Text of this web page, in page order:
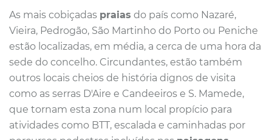
As mais cobiçadas praias do país como Nazaré,
Vieira, Pedrogão, São Martinho do Porto ou Peniche
estão localizadas, em média, a cerca de uma hora da
sede do concelho. Circundantes, estão também
outros locais cheios de história dignos de visita
como as serras D'Aire e Candeeiros e S. Mamede,
que tornam esta zona num local propício para
atividades como BTT, escalada e caminhadas por